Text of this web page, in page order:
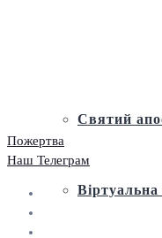
Святий
Віртуальна
Пожертва
Наш Телеграм